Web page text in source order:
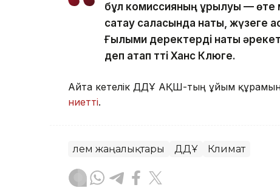
бұл комиссияның құрылуы — өте
сақтау саласында нақты,
Ғылыми деректерді нақты
деп атап тті Ханс Клюге.
Айта кетелік ДДҰ АҚШ-тың ұйым
ниетті.
Әлем жаңалықтары ДДҰ Климат